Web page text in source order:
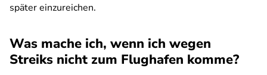
später einzureichen.
Was mache ich, wenn ich wegen
Streiks nicht zum Flughafen komme?